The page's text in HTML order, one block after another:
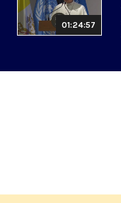
01:24:57